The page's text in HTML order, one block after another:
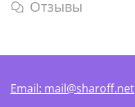
Отзывы
Email: mail@sharoff.net